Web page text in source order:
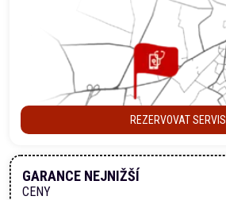
REZERVOVAT SERVIS
GARANCE NEJNIŽŠÍ
CENY